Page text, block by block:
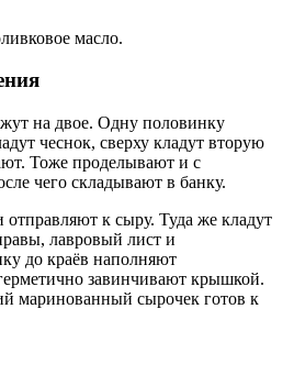
масло.
на двое. Одну половинку
чеснок, сверху кладут вторую
Тоже проделывают и с
чего складывают в банку.
к сыру. Туда же кладут
лавровый лист и
до краёв наполняют
завинчивают крышкой.
маринованный сырочек готов к